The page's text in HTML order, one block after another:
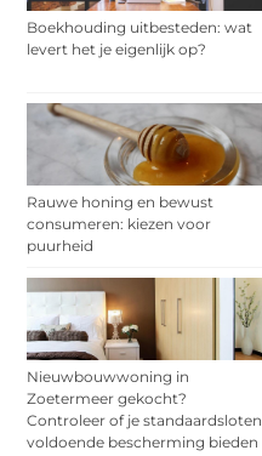
Boekhouding uitbesteden: wat
levert het je eigenlijk op?
Rauwe honing en bewust
consumeren: kiezen voor
puurheid
Nieuwbouwwoning in
Zoetermeer gekocht?
Controleer of je standaardsloten
voldoende bescherming bieden